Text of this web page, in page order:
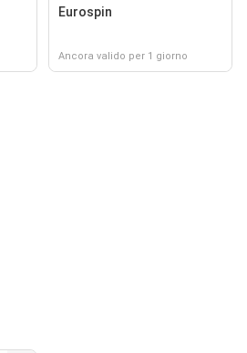
Eurospin
Ancora valido per 1 giorno